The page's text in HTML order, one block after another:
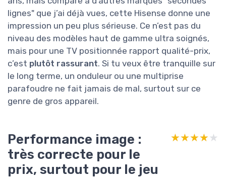
lignes" que j’ai déjà vues, cette Hisense donne une
impression un peu plus sérieuse. Ce n’est pas du
niveau des modèles haut de gamme ultra soignés,
mais pour une TV positionnée rapport qualité-prix,
c’est plutôt rassurant. Si tu veux être tranquille sur
le long terme, un onduleur ou une multiprise
parafoudre ne fait jamais de mal, surtout sur ce
genre de gros appareil.
Performance image :
très correcte pour le
prix, surtout pour le jeu
★★★★★
★★★★★